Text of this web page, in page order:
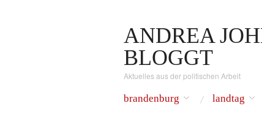
ANDREA
BLOGGT
Aktuelles aus der politischen Arbeit
brandenburg landtag